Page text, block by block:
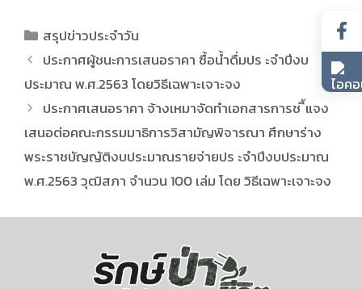
สรุปข่าวประจำวัน
ประกาศผู้ชนะการเสนอราคา ซื้อน้ำดื่มปร ะจำปีงบ
ประมาณ พ.ศ.2563 โดยวิธีเฉพาะเจาะจง
ประกาศเสนอราคา จ้างเหมาจัดทำเอกสารการช ี้แจง
เสนอต่อคณะกรรมมาธิการวิสามัญพิจารณา ศึกษาร่าง
พระราชบัญญัติงบประมาณรายจ่ายปร ะจำปีงบประมาณ
พ.ศ.2563 วุฒิสภา จำนวน 100 เล่ม โดย วิธีเฉพาะเจาะจง